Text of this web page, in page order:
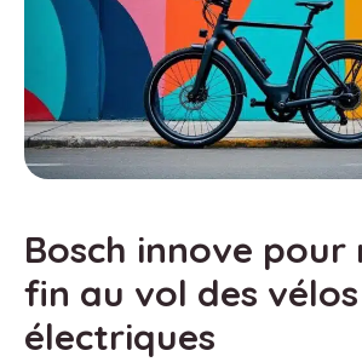
Bosch innove
fin au vol des vélos
électriques